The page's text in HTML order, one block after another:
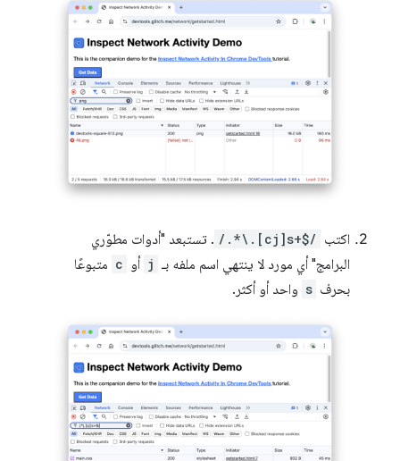
اكتب /.*\.[cj]s+$/ . تستبعد "أدوات مطوّري
البرامج" أي مورد لا ينتهي اسم ملفه بـ j أو c متبوعًا
بحرف s واحد أو أكثر.